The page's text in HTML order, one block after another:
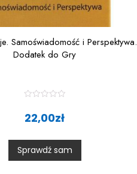
Samoświadomość i Perspektywa.
Dodatek do Gry
t
0
o
u
t
22,00zł
Sprawdź sam